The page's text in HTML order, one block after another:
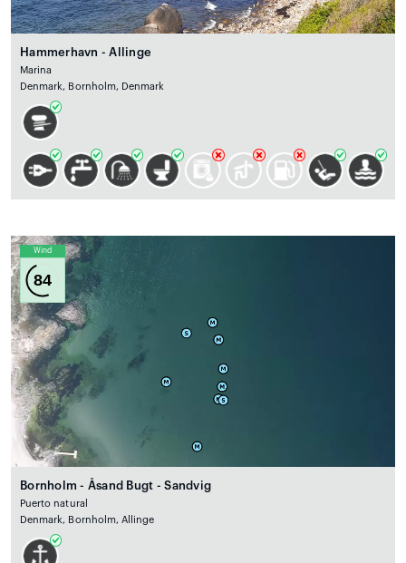
Hammerhavn - Allinge
Marina
Denmark, Bornholm, Denmark
Wind
84
Bornholm - Åsand Bugt - Sandvig
Puerto natural
Denmark, Bornholm, Allinge